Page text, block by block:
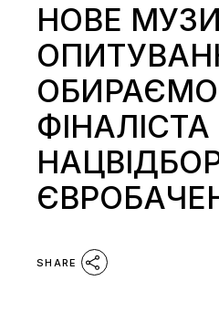
НОВЕ
ОБИРАЄМО
ФІНАЛІСТА
SHARE